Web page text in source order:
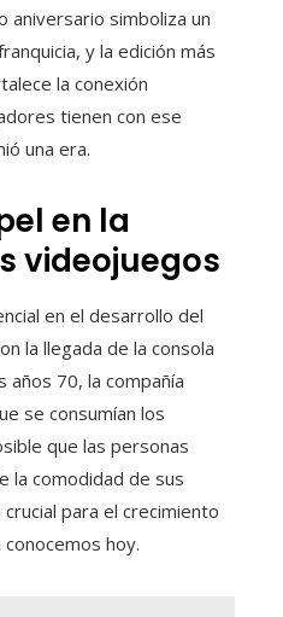
aniversario simboliza un
y la edición más
la conexión
tienen con ese
una era.
en la
videojuegos
en el desarrollo del
la llegada de la consola
años 70, la compañía
se consumían los
que las personas
la comodidad de sus
para el crecimiento
hoy.